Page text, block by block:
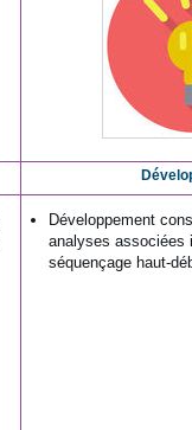
Développement
analyses associées
séquençage haut-